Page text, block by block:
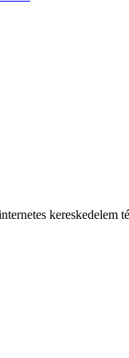
kereskedelem